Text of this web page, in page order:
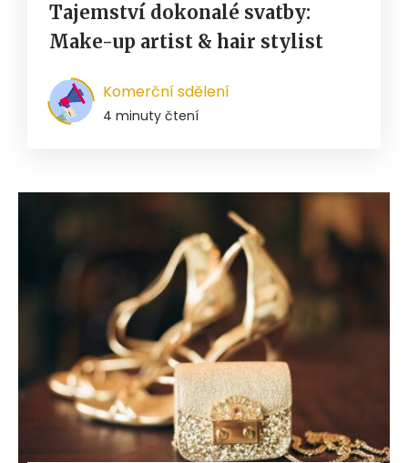
Tajemství dokonalé svatby:
Make-up artist & hair stylist
Komerční sdělení
4 minuty čtení